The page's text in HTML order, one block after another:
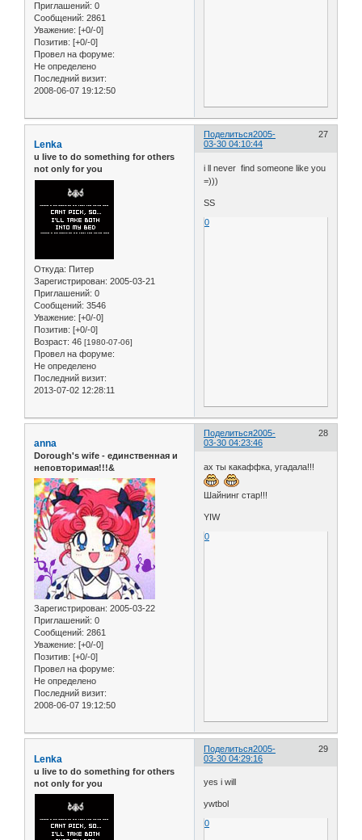
Приглашений: 0
Сообщений: 2861
Уважение: [+0/-0]
Позитив: [+0/-0]
Провел на форуме:
Не определено
Последний визит:
2008-06-07 19:12:50
Поделиться 27
2005-
03-30 04:10:44
Lenka
u live to do something for others
not only for you
Откуда: Питер
Зарегистрирован: 2005-03-21
Приглашений: 0
Сообщений: 3546
Уважение: [+0/-0]
Позитив: [+0/-0]
Возраст: 46 [1980-07-06]
Провел на форуме:
Не определено
Последний визит:
2013-07-02 12:28:11
i ll never find someone like you
=)))
SS
0
Поделиться 28
2005-
03-30 04:23:46
anna
Dorough's wife - единственная и
неповторимая!!!&
Зарегистрирован: 2005-03-22
Приглашений: 0
Сообщений: 2861
Уважение: [+0/-0]
Позитив: [+0/-0]
Провел на форуме:
Не определено
Последний визит:
2008-06-07 19:12:50
ах ты какаффка, угадала!!!
Шайнинг стар!!!
YIW
0
Поделиться 29
2005-
03-30 04:29:16
Lenka
u live to do something for others
not only for you
yes i will
ywtbol
0